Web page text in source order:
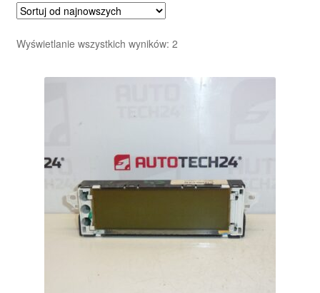
Wyświetlanie wszystkich wyników: 2Posortowane
najnowszych